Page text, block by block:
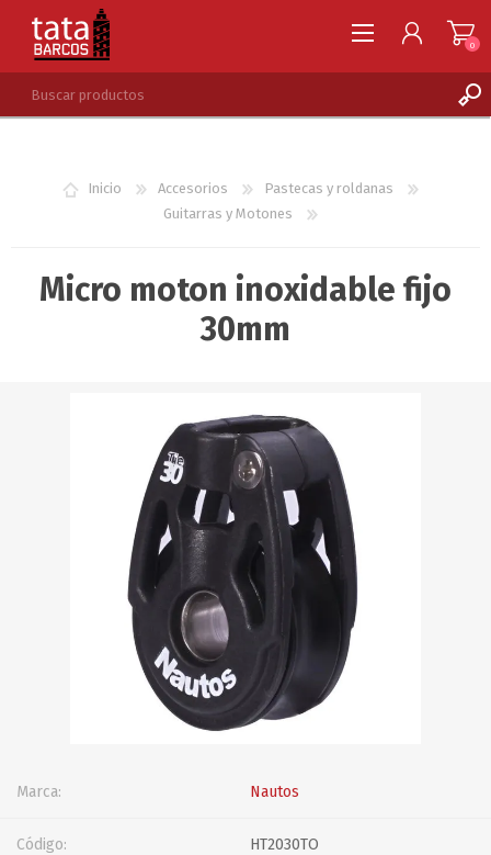
LISTA DE DESEOS
0
Inicio Accesorios
Pastecas y roldanas
Guitarras y Motones
Micro moton inoxidable fijo
30mm
Marca: Nautos
Código: HT2030TO